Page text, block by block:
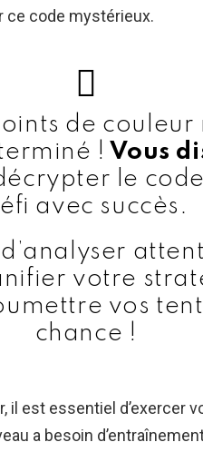
ce code mystérieux.
de couleur
! Vous
le
avec succès.
votre
vos
chance !
il est essentiel d’exercer
a besoin